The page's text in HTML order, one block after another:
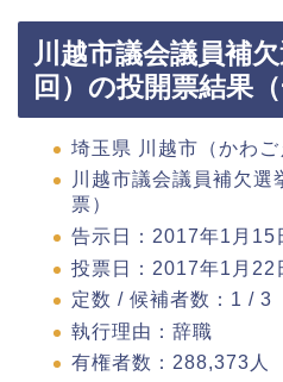
川越市議会議員補
回）の投開票結果（
埼玉県 川越市（かわご
川越市議会議員補欠
票）
告示日：2017年1月15
投票日：2017年1月22
定数 / 候補者数：1 / 3
執行理由：辞職
有権者数：288,373人